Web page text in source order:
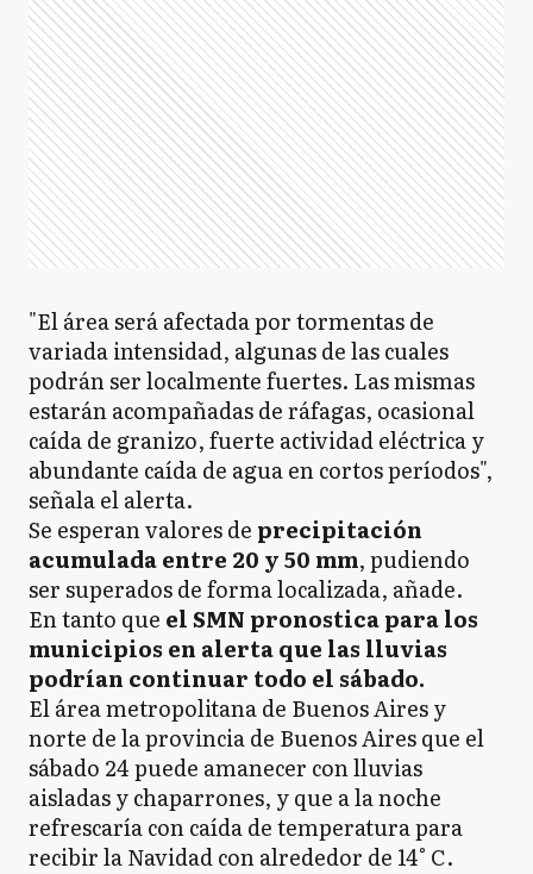
"El área será afectada por tormentas de
variada intensidad, algunas de las cuales
podrán ser localmente fuertes. Las mismas
estarán acompañadas de ráfagas, ocasional
caída de granizo, fuerte actividad eléctrica y
abundante caída de agua en cortos períodos",
señala el alerta.
Se esperan valores de precipitación
acumulada entre 20 y 50 mm, pudiendo
ser superados de forma localizada, añade.
En tanto que el SMN pronostica para los
municipios en alerta que las lluvias
podrían continuar todo el sábado.
El área metropolitana de Buenos Aires y
norte de la provincia de Buenos Aires que el
sábado 24 puede amanecer con lluvias
aisladas y chaparrones, y que a la noche
refrescaría con caída de temperatura para
recibir la Navidad con alrededor de 14° C.